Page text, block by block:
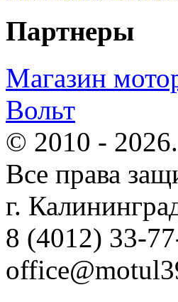
Партнеры
Магазин
Вольт
© 2010 -
Все права
г.
8 (4012) 33-